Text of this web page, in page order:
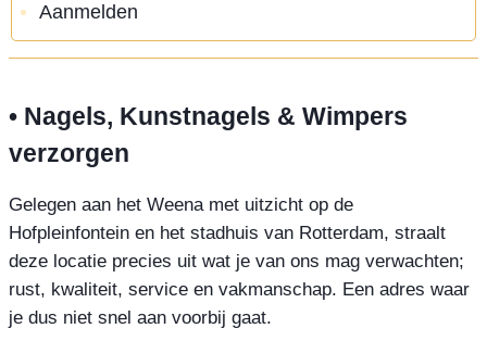
Aanmelden
• Nagels, Kunstnagels & Wimpers
verzorgen
Gelegen aan het Weena met uitzicht op de
Hofpleinfontein en het stadhuis van Rotterdam, straalt
deze locatie precies uit wat je van ons mag verwachten;
rust, kwaliteit, service en vakmanschap. Een adres waar
je dus niet snel aan voorbij gaat.